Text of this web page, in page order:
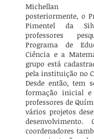
Michellan
posteriormente, o
Pimentel da
professores
Programa de
Ciência e a
grupo está
pela instituição no
Desde então, tem
formação inicial e
professores de
vários projetos
desenvolvimento.
coordenadores